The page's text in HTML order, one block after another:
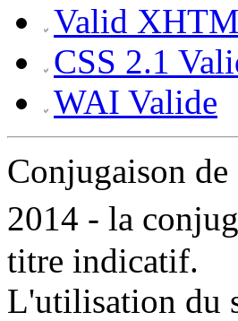
Valid
CSS 2.1
WAI Valide
Conjugaison
2014 - la
titre indicatif.
L'utilisation du